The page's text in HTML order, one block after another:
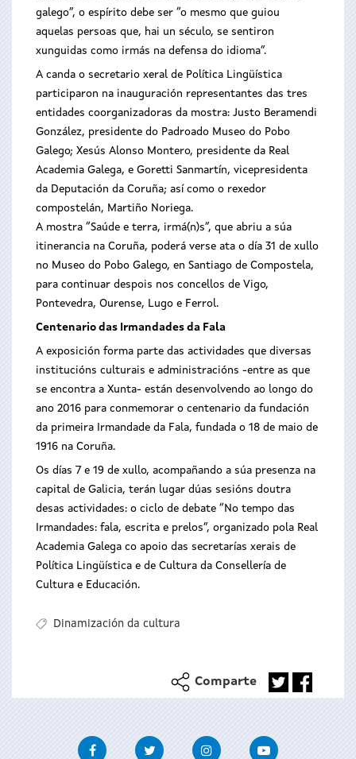
galego”, o espírito debe ser “o mesmo que guiou
aquelas persoas que, hai un século, se sentiron
xunguidas como irmás na defensa do idioma”.
A canda o secretario xeral de Política Lingüística
participaron na inauguración representantes das tres
entidades coorganizadoras da mostra: Justo Beramendi
González, presidente do Padroado Museo do Pobo
Galego; Xesús Alonso Montero, presidente da Real
Academia Galega, e Goretti Sanmartín, vicepresidenta
da Deputación da Coruña; así como o rexedor
compostelán, Martiño Noriega.
A mostra “Saúde e terra, irmá(n)s”, que abriu a súa
itinerancia na Coruña, poderá verse ata o día 31 de xullo
no Museo do Pobo Galego, en Santiago de Compostela,
para continuar despois nos concellos de Vigo,
Pontevedra, Ourense, Lugo e Ferrol.
Centenario das Irmandades da Fala
A exposición forma parte das actividades que diversas
institucións culturais e administracións -entre as que
se encontra a Xunta- están desenvolvendo ao longo do
ano 2016 para conmemorar o centenario da fundación
da primeira Irmandade da Fala, fundada o 18 de maio de
1916 na Coruña.
Os días 7 e 19 de xullo, acompañando a súa presenza na
capital de Galicia, terán lugar dúas sesións doutra
desas actividades: o ciclo de debate “No tempo das
Irmandades: fala, escrita e prelos”, organizado pola Real
Academia Galega co apoio das secretarías xerais de
Política Lingüística e de Cultura da Consellería de
Cultura e Educación.
Dinamización da cultura
Comparte
FacebookTwitter InstagramYoutube